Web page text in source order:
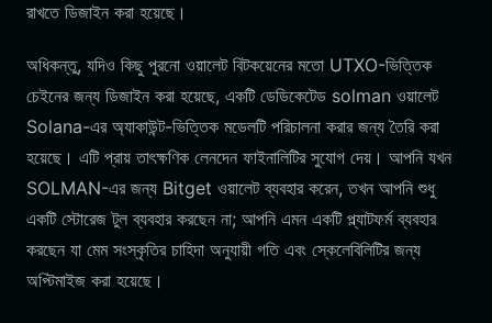
রাখতে ডিজাইন করা হয়েছে।
অধিকন্তু, যদিও কিছু পুরনো ওয়ালেট বিটকয়েনের মতো UTXO-ভিত্তিক
চেইনের জন্য ডিজাইন করা হয়েছে, একটি ডেডিকেটেড solman ওয়ালেট
Solana-এর অ্যাকাউন্ট-ভিত্তিক মডেলটি পরিচালনা করার জন্য তৈরি করা
হয়েছে। এটি প্রায় তাৎক্ষণিক লেনদেন ফাইনালিটির সুযোগ দেয়। আপনি যখন
SOLMAN-এর জন্য Bitget ওয়ালেট ব্যবহার করেন, তখন আপনি শুধু
একটি স্টোরেজ টুল ব্যবহার করছেন না; আপনি এমন একটি প্ল্যাটফর্ম ব্যবহার
করছেন যা মেম সংস্কৃতির চাহিদা অনুযায়ী গতি এবং স্কেলেবিলিটির জন্য
অপ্টিমাইজ করা হয়েছে।